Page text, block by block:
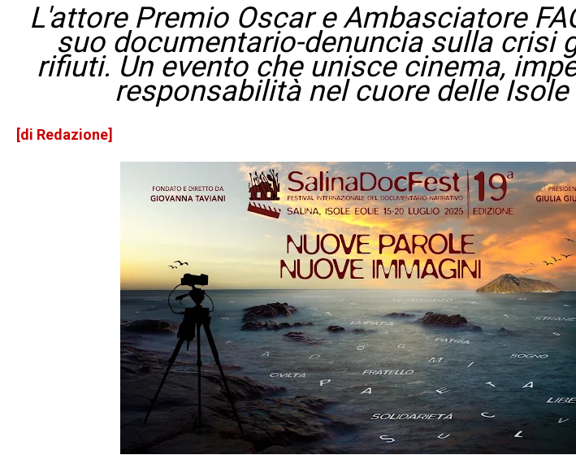
L'attore Premio Oscar e Ambasciatore
suo documentario-denuncia sulla crisi
rifiuti. Un evento che unisce cinema,
responsabilità nel cuore delle Isole
[di Redazione]